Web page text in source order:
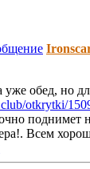
обед, но
otkrytki/
поднимет
Всем